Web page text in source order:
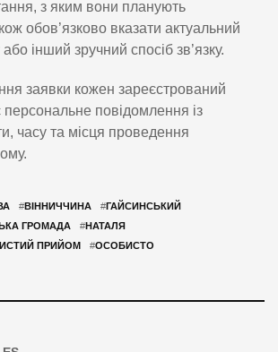
з яким вони планують
обов’язково вказати актуальний
інший зручний спосіб зв’язку.
заявки кожен зареєстрований
повідомлення із
часу та місця проведення
#ВІННИЧЧИНА #ГАЙСИНСЬКИЙ
ГРОМАДА #НАТАЛЯ
ПРИЙОМ #ОСОБИСТО